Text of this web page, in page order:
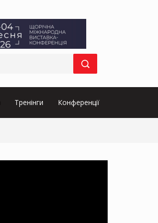
Тренінги Конференції